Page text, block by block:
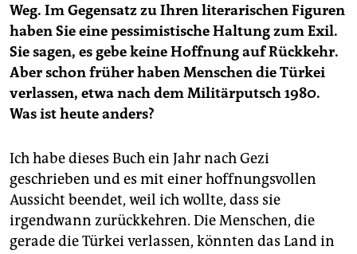
Weg. Im Gegensatz zu Ihren literarischen Figuren
haben Sie eine pessimistische Haltung zum Exil.
Sie sagen, es gebe keine Hoffnung auf Rückkehr.
Aber schon früher haben Menschen die Türkei
verlassen, etwa nach dem Militärputsch 1980.
Was ist heute anders?
Ich habe dieses Buch ein Jahr nach Gezi
geschrieben und es mit einer hoffnungsvollen
Aussicht beendet, weil ich wollte, dass sie
irgendwann zurückkehren. Die Menschen, die
gerade die Türkei verlassen, könnten das Land in